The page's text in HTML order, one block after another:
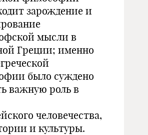
зарождение и
мысли в
Греции; именно
было суждено
важную роль в
человечества,
и культуры.